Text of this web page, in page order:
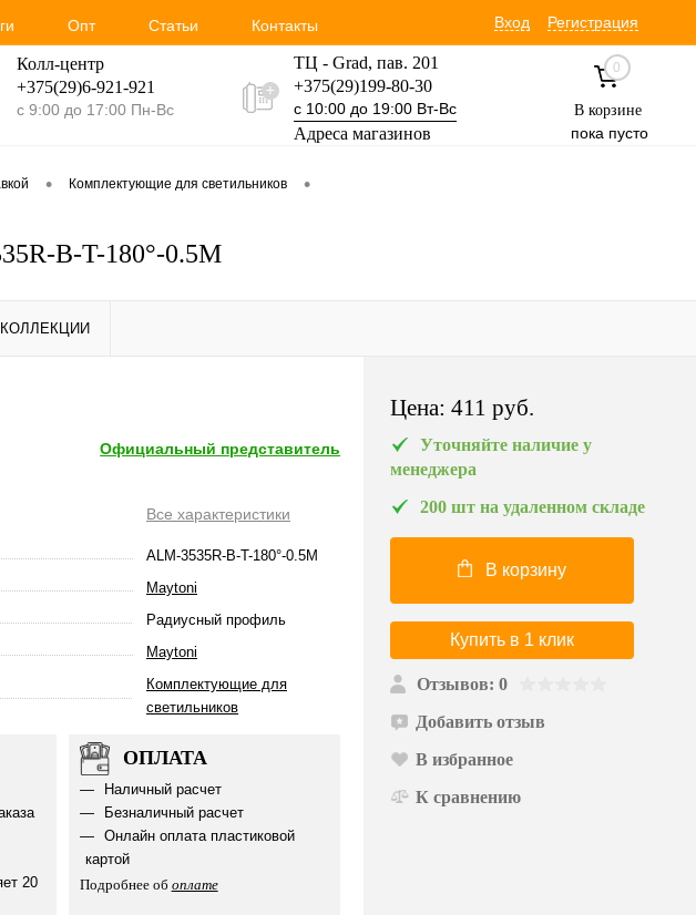
Опт Статьи Контакты Вход Регистрация
Колл-центр
+375(29)6-921-921
с 9:00 до 17:00 Пн-Вс
ТЦ - Grad, пав. 201
+375(29)199-80-30
с 10:00 до 19:00 Вт-Вс
Адреса магазинов
+375(29)354-30-60
0
В корзине
пока пусто
• Комплектующие для светильников •
B-T-180°-0.5M
Официальный представитель
Все характеристики
ALM-3535R-B-T-180°-0.5M
Maytoni
Радиусный профиль
Maytoni
Комплектующие для
светильников
20
ОПЛАТА
Наличный расчет
Безналичный расчет
Онлайн оплата пластиковой
картой
Подробнее об оплате
Цена: 411 pуб.
Уточняйте наличие у
менеджера
200 шт на удаленном складе
В корзину
Купить в 1 клик
Отзывов: 0
Добавить отзыв
В избранное
К сравнению